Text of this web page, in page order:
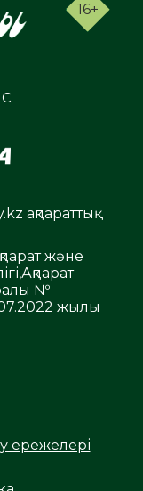
16+
ақпараттық
және
№
жылы
ережелері